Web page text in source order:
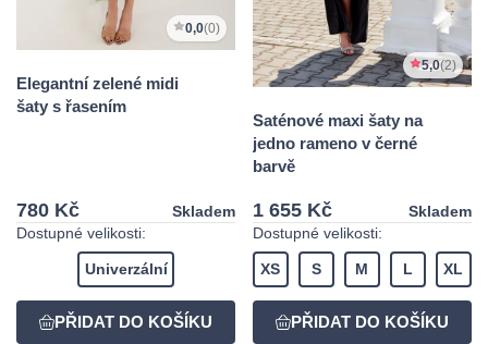
0,0(0)
Elegantní zelené midi
šaty s řasením
780 Kč
Skladem
Dostupné velikosti:
Univerzální
5,0(2)
Saténové maxi šaty na
jedno rameno v černé
barvě
1 655 Kč
Skladem
Dostupné velikosti:
XS S M L XL